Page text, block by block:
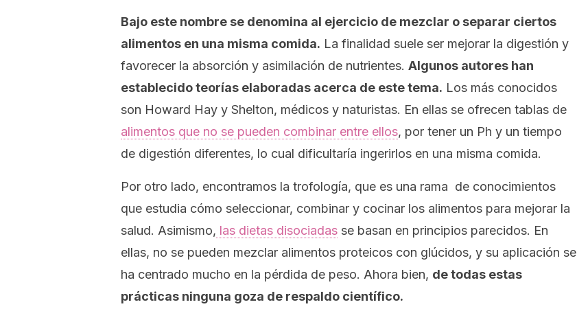
Bajo este nombre se denomina al ejercicio de mezclar o separar ciertos
alimentos en una misma comida. La finalidad suele ser mejorar la digestión y
favorecer la absorción y asimilación de nutrientes. Algunos autores han
establecido teorías elaboradas acerca de este tema. Los más conocidos
son Howard Hay y Shelton, médicos y naturistas. En ellas se ofrecen tablas de
alimentos que no se pueden combinar entre ellos, por tener un Ph y un tiempo
de digestión diferentes, lo cual dificultaría ingerirlos en una misma comida.
Por otro lado, encontramos la trofología, que es una rama de conocimientos
que estudia cómo seleccionar, combinar y cocinar los alimentos para mejorar la
salud. Asimismo, las dietas disociadas se basan en principios parecidos. En
ellas, no se pueden mezclar alimentos proteicos con glúcidos, y su aplicación se
ha centrado mucho en la pérdida de peso. Ahora bien, de todas estas
prácticas ninguna goza de respaldo científico.